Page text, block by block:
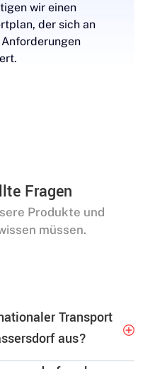
wir einen
der sich an
Fragen
Produkte und
müssen.
Transport
aus?